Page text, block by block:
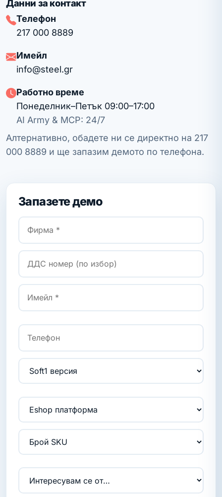
Данни за контакт
Телефон
217 000 8889
Имейл
info@steel.gr
Работно време
Понеделник–Петък 09:00–17:00
AI Army & MCP: 24/7
Алтернативно, обадете ни се директно на 217
000 8889 и ще запазим демото по телефона.
Запазете демо